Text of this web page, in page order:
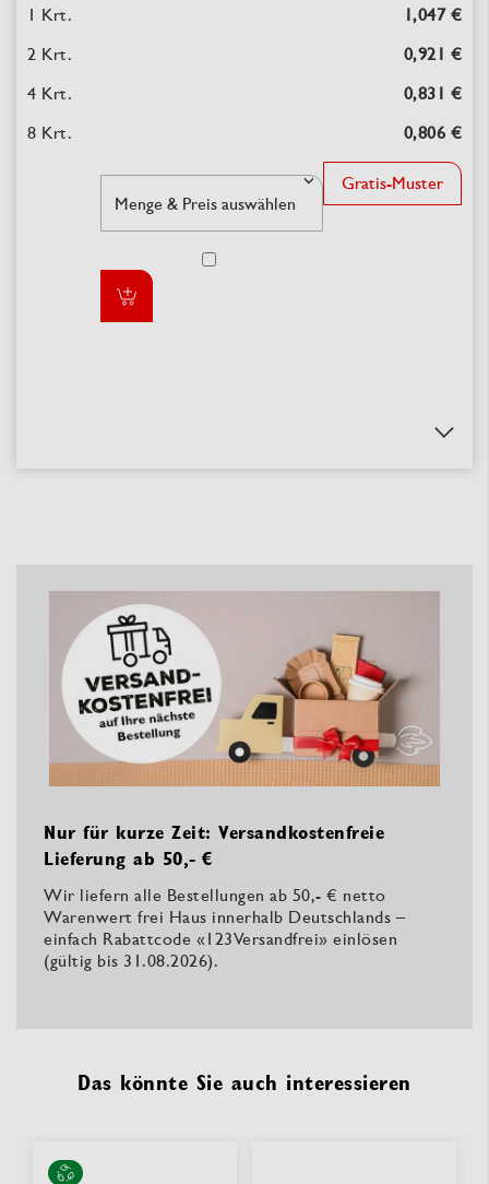
1,047 €
0,921 €
0,831 €
0,806 €
Gratis-Muster
Nur für kurze Zeit: Versandkostenfreie
Lieferung ab 50,- €
Wir liefern alle Bestellungen ab 50,- € netto
Warenwert frei Haus innerhalb Deutschlands –
einfach Rabattcode «123Versandfrei» einlösen
(gültig bis 31.08.2026).
Das könnte Sie auch interessieren